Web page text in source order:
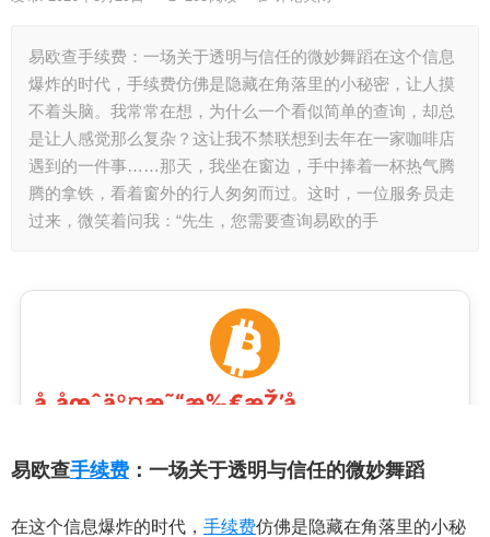
易欧查手续费：一场关于透明与信任的微妙舞蹈在这个信息
爆炸的时代，手续费仿佛是隐藏在角落里的小秘密，让人摸
不着头脑。我常常在想，为什么一个看似简单的查询，却总
是让人感觉那么复杂？这让我不禁联想到去年在一家咖啡店
遇到的一件事……那天，我坐在窗边，手中捧着一杯热气腾
腾的拿铁，看着窗外的行人匆匆而过。这时，一位服务员走
过来，微笑着问我：“先生，您需要查询易欧的手
易欧查手续费 ：一场关于透明与信任的微妙舞蹈
在这个信息爆炸的时代， 手续费仿佛是隐藏在角落里的小秘